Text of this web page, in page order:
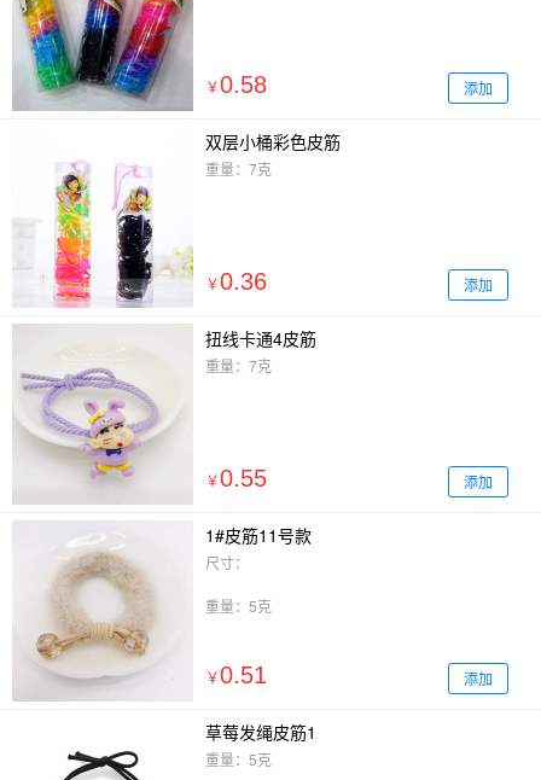
￥0.58 添加
双层小桶彩色皮筋
重量：7克
￥0.36 添加
扭线卡通4皮筋
重量：7克
￥0.55 添加
1#皮筋11号款
尺寸：
重量：5克
￥0.51 添加
草莓发绳皮筋1
重量：5克